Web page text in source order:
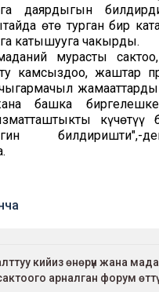
даярдыгын
өтө турган бир
катышууга чакырды.
мурасты
камсыздоо, жаштар
башка
күчөтүү
кийиз өнөрүн жана
арналган форум өттү